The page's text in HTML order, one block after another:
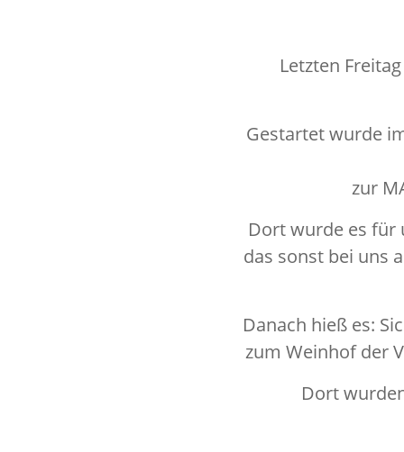
Letzten
Gestartet wurde
zur
Dort wurde es für
das sonst bei uns
Danach hieß es:
zum Weinhof der
Dort